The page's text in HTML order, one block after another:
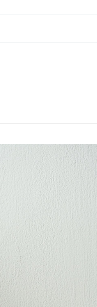
付款」的支付方式。 讓您購物簡單
款，方視為交易完成。
繳費，但若您需要取消訂單，請聯
之訂單仍視為有效，需透過AFTEE
」之結帳頁面顯示為準，若有關於
相關疑問，請聯繫「AFTEE先享後
support/home
之「AFTEE先享後付」服務完成之
人資料，並將交易相關給付款項請
下網址：
理人或監護人之同意方可使用
者引起之損失，本公司不負相關責
據個別帳號之用戶狀況，依本公司
)免運費
免運費
)免運費